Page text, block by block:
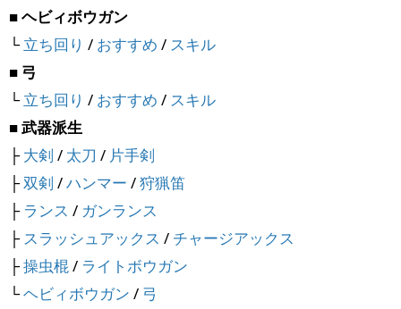
■ ヘビィボウガン
└立ち回り / おすすめ / スキル
■ 弓
└立ち回り / おすすめ / スキル
■ 武器派生
├大剣 / 太刀 / 片手剣
├双剣 /ハンマー /狩猟笛
├ランス / ガンランス
├スラッシュアックス / チャージアックス
├操虫棍/ ライトボウガン
└ヘビィボウガン / 弓